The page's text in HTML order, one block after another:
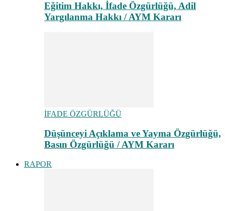
Eğitim Hakkı, İfade Özgürlüğü, Adil
Yargılanma Hakkı / AYM Kararı
İFADE ÖZGÜRLÜĞÜ
Düşünceyi Açıklama ve Yayma Özgürlüğü,
Basın Özgürlüğü / AYM Kararı
RAPOR